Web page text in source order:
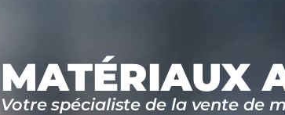
MATÉRIAUX
Votre spécialiste de la vente de